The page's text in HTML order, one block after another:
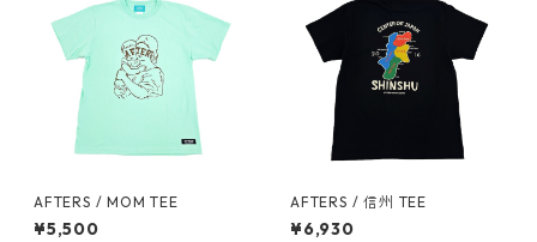
AFTERS / MOM TEE
¥5,500
AFTERS / 信州 TEE
¥6,930